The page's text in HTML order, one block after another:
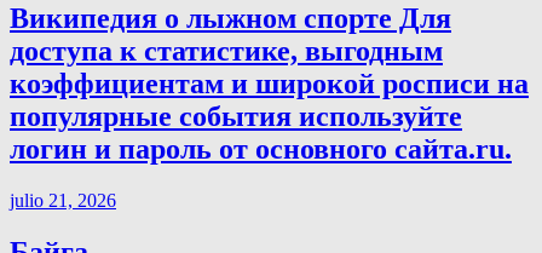
Википедия о лыжном спорте Для
доступа к статистике, выгодным
коэффициентам и широкой росписи на
популярные события используйте
логин и пароль от основного сайта.ru.
julio 21, 2026